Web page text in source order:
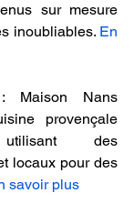
sur mesure
inoubliables. En
Maison Nans
provençale
utilisant des
locaux pour des
savoir plus